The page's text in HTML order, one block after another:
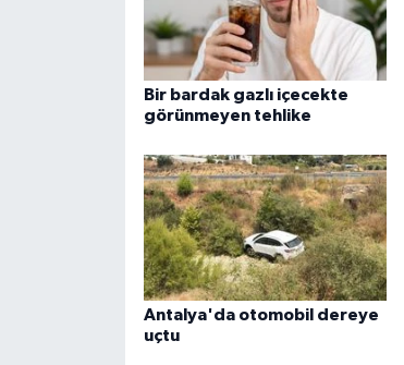
Bir bardak gazlı içecekte
görünmeyen tehlike
Antalya'da otomobil dereye
uçtu